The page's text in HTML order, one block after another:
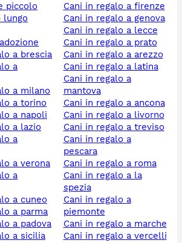
piccolo
a brescia
a milano
a torino
a napoli
a lazio
a verona
a cuneo
a parma
a padova
a sicilia
cani in regalo a firenze
cani in regalo a genova
cani in regalo a lecce
cani in regalo a prato
cani in regalo a arezzo
cani in regalo a latina
cani in regalo a
mantova
cani in regalo a ancona
cani in regalo a livorno
cani in regalo a treviso
cani in regalo a
pescara
cani in regalo a roma
cani in regalo a la
spezia
cani in regalo a
piemonte
cani in regalo a marche
cani in regalo a vercelli